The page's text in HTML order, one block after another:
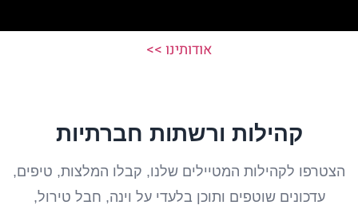
אודותינו >>
קהילות ורשתות חברתיות
הצטרפו לקהילות המטיילים שלנו, קבלו המלצות, טיפים,
עדכונים שוטפים ותוכן בלעדי על וינה, חבל טירול,